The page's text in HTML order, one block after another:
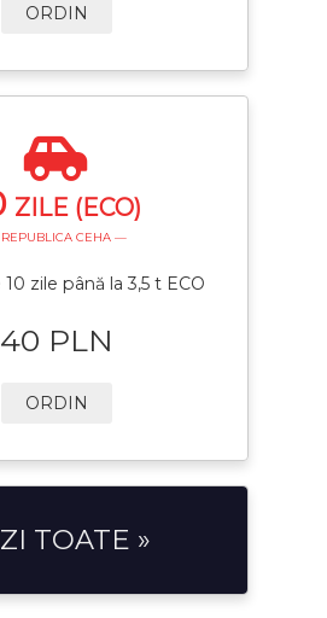
ORDIN
ZILE (ECO)
CEHA —
zile până la 3,5 t ECO
40 PLN
ORDIN
TOATE »